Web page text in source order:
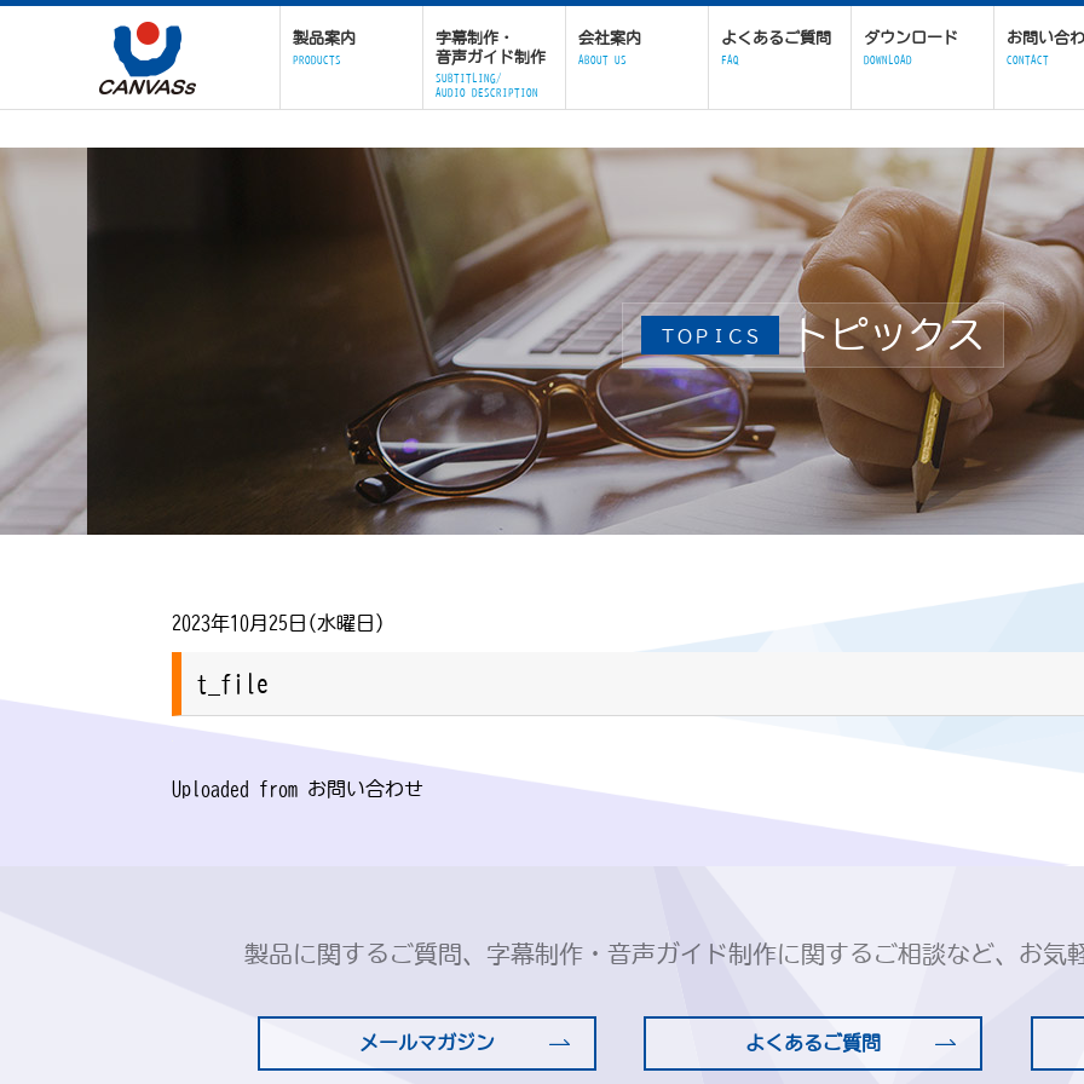
製品案内
PRODUCTS
字幕制作・
音声ガイド制作
SUBTITLING/
AUDIO DESCRIPTION
会社案内
ABOUT US
よくあるご質問
FAQ
ダウンロード
DOWNLOAD
お問い合
CONTACT
ＴＯＰＩＣＳ トピックス
2023年10月25日(水曜日)
t_file
Uploaded from お問い合わせ
製品に関するご質問、字幕制作・音声ガイド制作に関するご相談など、お気
メールマガジン よくあるご質問